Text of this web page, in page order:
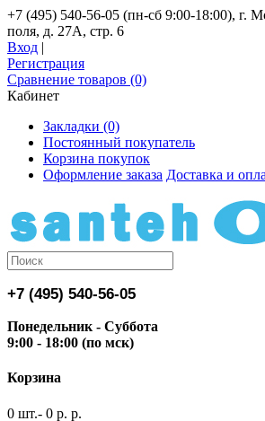
+7 (495) 540-56-05 (пн-сб 9:00-18:00), г.
поля, д. 27А, стр. 6
Вход |
Регистрация
Сравнение товаров (0)
Кабинет
Закладки (0)
Постоянный покупатель
Корзина покупок
Оформление заказа Доставка и
+7 (495) 540-56-05
Понедельник - Суббота
9:00 - 18:00 (по мск)
Корзина
0 шт.- 0 р. р.